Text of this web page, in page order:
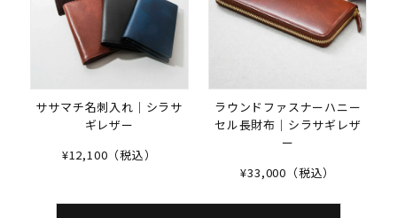
ササマチ名刺入れ｜シラサ
ギレザー
¥12,100（税込）
ラウンドファスナーハニー
セル長財布｜シラサギレザ
ー
¥33,000（税込）